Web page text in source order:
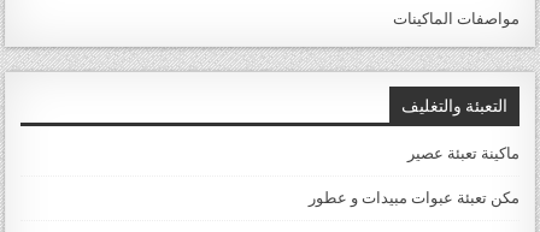
مواصفات الماكينات
التعبئة والتغليف
ماكينة تعبئة عصير
مكن تعبئة عبوات مبيدات و عطور